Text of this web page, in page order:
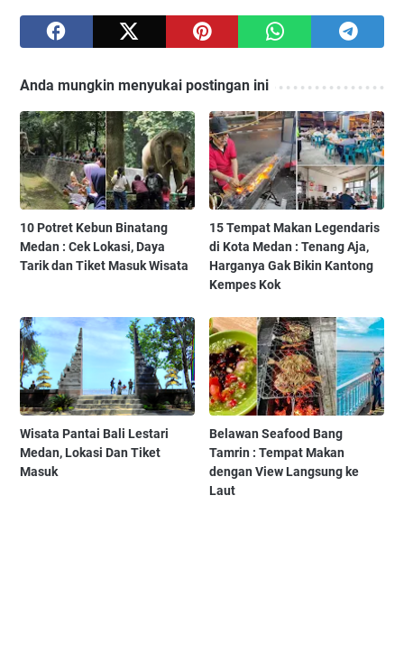
Anda mungkin menyukai postingan ini
10 Potret Kebun Binatang
Medan : Cek Lokasi, Daya
Tarik dan Tiket Masuk Wisata
15 Tempat Makan Legendaris
di Kota Medan : Tenang Aja,
Harganya Gak Bikin Kantong
Kempes Kok
Wisata Pantai Bali Lestari
Medan, Lokasi Dan Tiket
Masuk
Belawan Seafood Bang
Tamrin : Tempat Makan
dengan View Langsung ke
Laut